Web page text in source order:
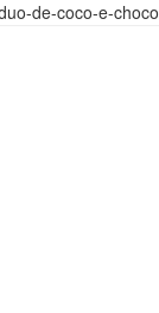
de-coco-e-